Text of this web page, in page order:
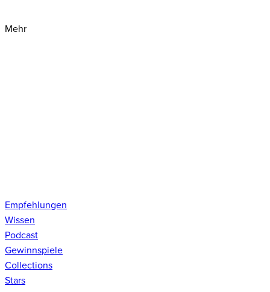
Mehr
Empfehlungen
Wissen
Podcast
Gewinnspiele
Collections
Stars